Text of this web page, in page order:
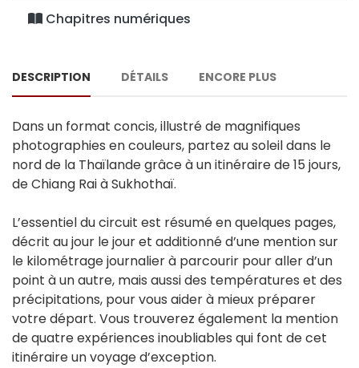
Chapitres numériques
DESCRIPTION DÉTAILS ENCORE PLUS
Dans un format concis, illustré de magnifiques
photographies en couleurs, partez au soleil dans le
nord de la Thaïlande grâce à un itinéraire de 15 jours,
de Chiang Rai à Sukhothaï.
L’essentiel du circuit est résumé en quelques pages,
décrit au jour le jour et additionné d’une mention sur
le kilométrage journalier à parcourir pour aller d’un
point à un autre, mais aussi des températures et des
précipitations, pour vous aider à mieux préparer
votre départ. Vous trouverez également la mention
de quatre expériences inoubliables qui font de cet
itinéraire un voyage d’exception.